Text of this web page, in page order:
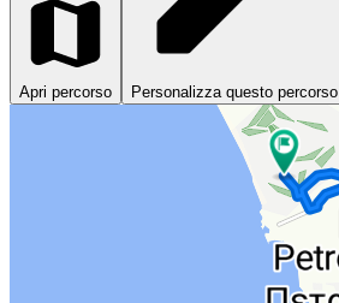
Apri percorso Personalizza questo percorso